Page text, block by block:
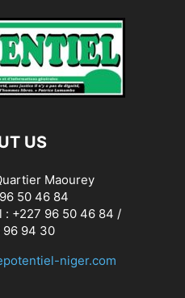
US
Maourey
50 46 84
: +227 96 50 46 84 /
96 94 30
niger.com